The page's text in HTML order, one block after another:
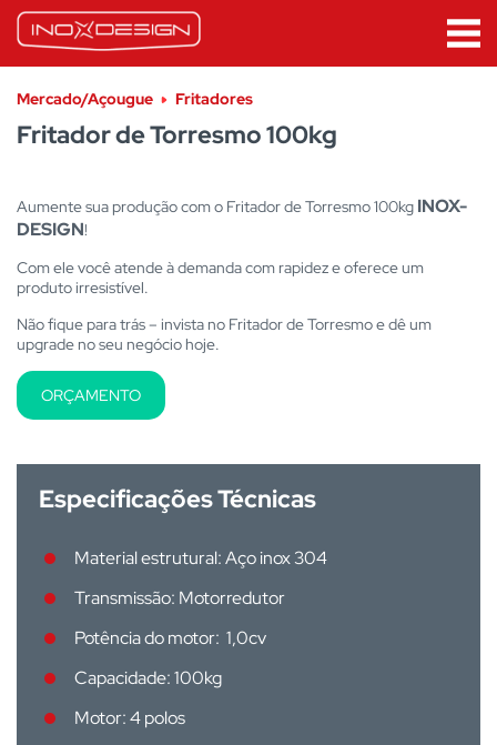
Mercado/Açougue Fritadores
Fritador de Torresmo 100kg
Aumente sua produção com o Fritador de Torresmo 100kg INOX-
DESIGN!
Com ele você atende à demanda com rapidez e oferece um
produto irresistível.
Não fique para trás – invista no Fritador de Torresmo e dê um
upgrade no seu negócio hoje.
ORÇAMENTO
Especificações Técnicas
Material estrutural: Aço inox 304
Transmissão: Motorredutor
Potência do motor: 1,0cv
Capacidade: 100kg
Motor: 4 polos